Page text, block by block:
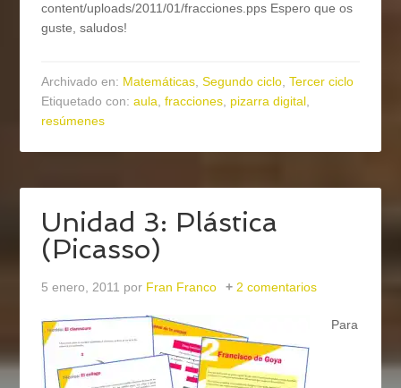
content/uploads/2011/01/fracciones.pps Espero que os
guste, saludos!
Archivado en: Matemáticas,Segundo ciclo,Tercer ciclo
Etiquetado con:aula,fracciones, pizarra digital,
resúmenes
Unidad 3: Plástica
(Picasso)
5 enero, 2011 por Fran Franco 2 comentarios
Para